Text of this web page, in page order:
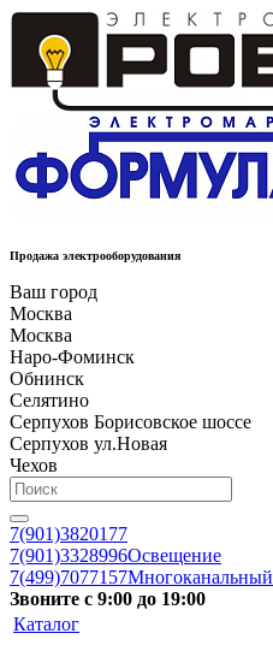
Продажа электрооборудования
Ваш город
Москва
Москва
Наро-Фоминск
Обнинск
Селятино
Серпухов Борисовское шоссе
Серпухов ул.Новая
Чехов
7(901)3820177
7(901)3328996Освещение
7(499)7077157Многоканальный
Звоните с 9:00 до 19:00
Каталог